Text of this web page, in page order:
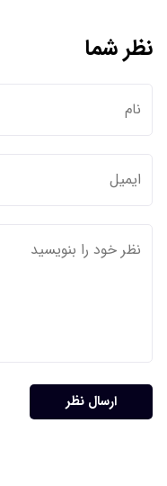
نظر شما
ارسال نظر